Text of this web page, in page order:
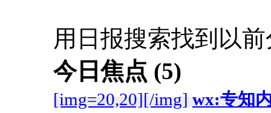
用日报搜索找到以
今日焦点 (5)
[img=20,20][/img] wx:专知